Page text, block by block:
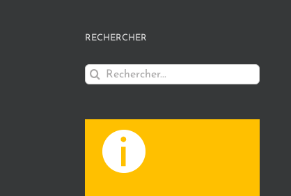
RECHERCHER
Rechercher: